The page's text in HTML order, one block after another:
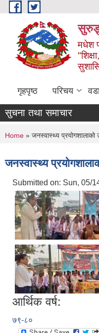
Skip to main content
मधेश
गृहपृष्ठ परिचय
सुचना तथा समाचार
You are here
Home » जनस्वास्थ्य प्रयोगशालाको
जनस्वास्थ्य
Submitted on: Sun, 05/
आर्थिक वर्ष:
७९-८०